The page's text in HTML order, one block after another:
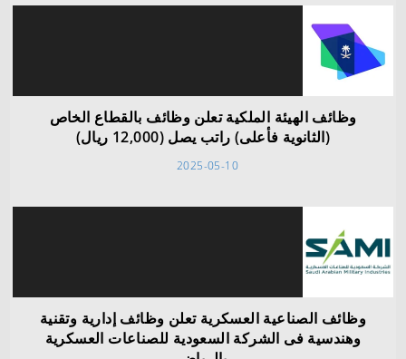
وظائف الهيئة الملكية تعلن وظائف بالقطاع الخاص
(الثانوية فأعلى) راتب يصل (12,000 ريال)
2025-05-10
وظائف الصناعية العسكرية تعلن وظائف إدارية وتقنية
وهندسية فى الشركة السعودية للصناعات العسكرية